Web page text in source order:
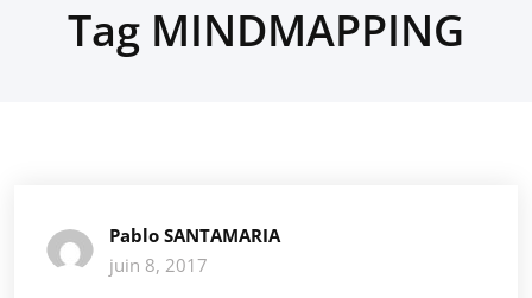
Tag MINDMAPPING
Pablo SANTAMARIA
juin 8, 2017